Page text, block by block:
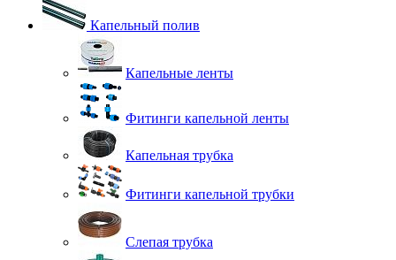
Капельный полив
Капельные ленты
Фитинги капельной ленты
Капельная трубка
Фитинги капельной трубки
Слепая трубка